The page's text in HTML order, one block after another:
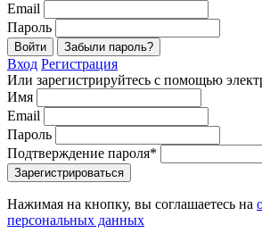
Email
Пароль
Войти Забыли пароль?
Вход Регистрация
Или зарегистрируйтесь с помощью
Имя
Email
Пароль
Подтверждение пароля*
Зарегистрироваться
Нажимая на кнопку, вы соглашаетесь на
персональных данных